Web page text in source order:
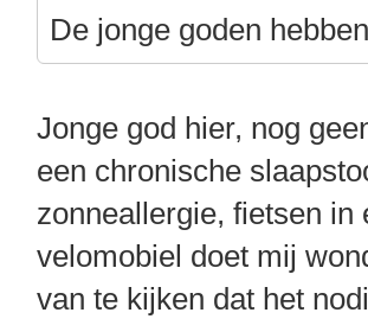
De jonge goden
Jonge god hier, nog
een chronische
zonneallergie, fietsen in
velomobiel doet mij
van te kijken dat het